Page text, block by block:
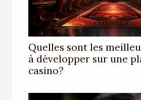
Quelles sont les
à développer sur une
casino?